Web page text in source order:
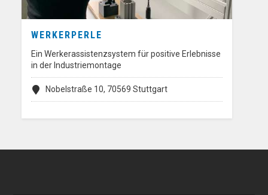
WERKERPERLE
Ein Werkerassistenzsystem für positive Erlebnisse
in der Industriemontage
Nobelstraße 10, 70569 Stuttgart